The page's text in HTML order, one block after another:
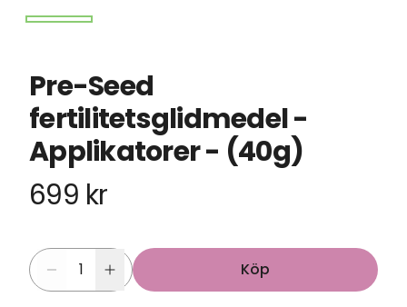
Pre-Seed
fertilitetsglidmedel -
Applikatorer - (40g)
699 kr
Köp